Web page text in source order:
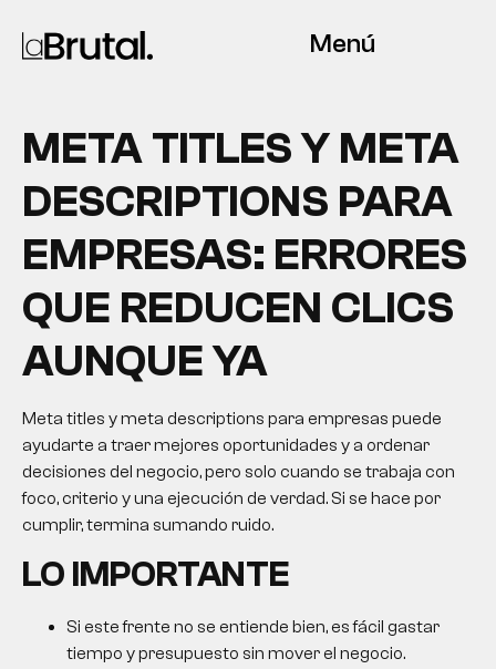
Menú
META TITLES Y META
DESCRIPTIONS PARA
EMPRESAS: ERRORES
QUE REDUCEN CLICS
AUNQUE YA
Meta titles y meta descriptions para empresas puede
ayudarte a traer mejores oportunidades y a ordenar
decisiones del negocio, pero solo cuando se trabaja con
foco, criterio y una ejecución de verdad. Si se hace por
cumplir, termina sumando ruido.
LO IMPORTANTE
Si este frente no se entiende bien, es fácil gastar
tiempo y presupuesto sin mover el negocio.